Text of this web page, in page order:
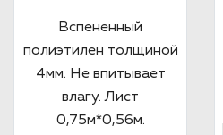
Вспененный
полиэтилен толщиной
4мм. Не впитывает
влагу. Лист
0,75м*0,56м.